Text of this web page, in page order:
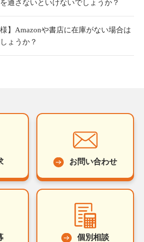
通さないといけないでしょうか？
様】Amazonや書店に在庫がない場合は
ょうか？
お問い合わせ
個別相談